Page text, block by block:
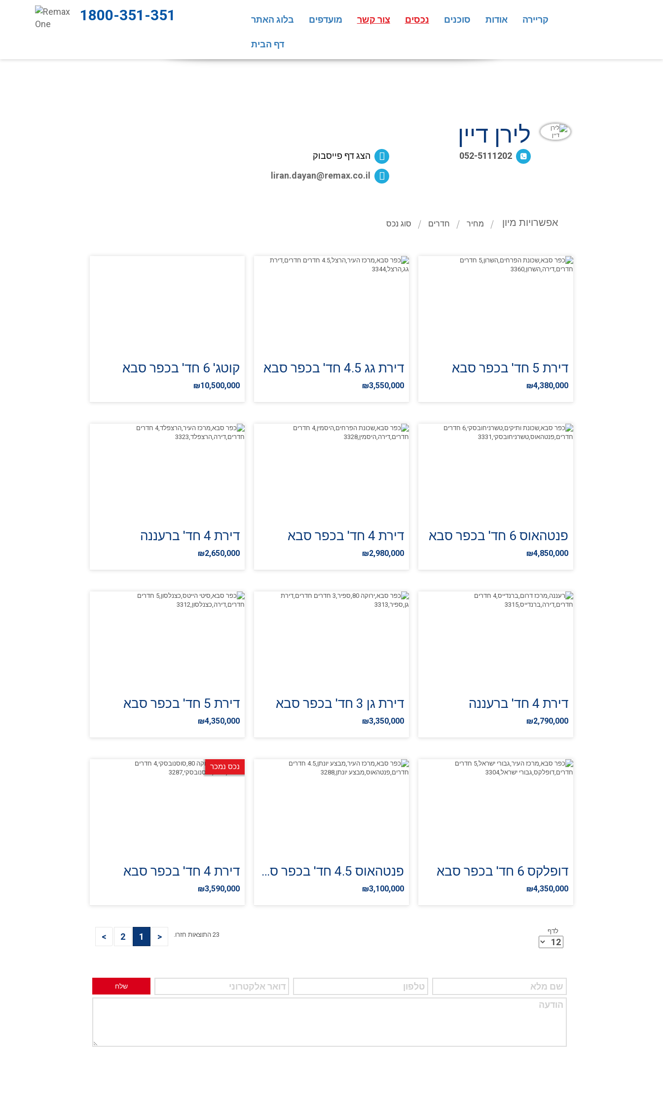
1800-351-351 בלוג האתר מועדפים צור קשר נכסים סוכנים אודות קריירה
דף הבית
לירן דיין
הצג דף פייסבוק
052-5111202
liran.dayan@remax.co.il
אפשרויות מיון מחיר חדרים סוג נכס
דירת 5 חד' בכפר סבא
₪4,380,000
דירת גג 4.5 חד' בכפר סבא
₪3,550,000
קוטג' 6 חד' בכפר סבא
₪10,500,000
פנטהאוס 6 חד' בכפר סבא
₪4,850,000
דירת 4 חד' בכפר סבא
₪2,980,000
דירת 4 חד' ברעננה
₪2,650,000
דירת 4 חד' ברעננה
₪2,790,000
דירת גן 3 חד' בכפר סבא
₪3,350,000
דירת 5 חד' בכפר סבא
₪4,350,000
דופלקס 6 חד' בכפר סבא
₪4,350,000
פנטהאוס 4.5 חד' בכפר סבא
₪3,100,000
נכס נמכר
דירת 4 חד' בכפר סבא
₪3,590,000
<
1
2
> 23 התוצאות חזרו. לדף